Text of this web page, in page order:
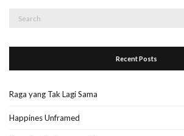
Recent Posts
Raga yang Tak Lagi Sama
Happines Unframed